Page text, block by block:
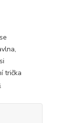
trička